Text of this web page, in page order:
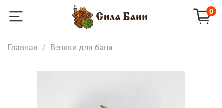
0
Главная Веники для бани